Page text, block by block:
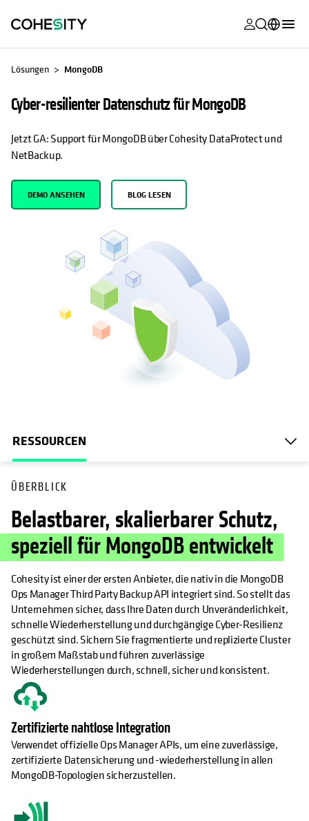
wird in
wird in
wird in
Support
wird in
wird in
wird in
wird in
wird in
Français (France)
日本語 (Japan)
Lösungen MongoDB
Cyber-resilienter Datenschutz für MongoDB
Jetzt GA: Support für MongoDB über Cohesity DataProtect und
NetBackup.
DEMO ANSEHEN BLOG LESEN
RESSOURCEN
ÜBERBLICK
Belastbarer, skalierbarer Schutz,
speziell für MongoDB entwickelt
Cohesity ist einer der ersten Anbieter, die nativ in die MongoDB
Ops Manager Third Party Backup API integriert sind. So stellt das
Unternehmen sicher, dass Ihre Daten durch Unveränderlichkeit,
schnelle Wiederherstellung und durchgängige Cyber-Resilienz
geschützt sind. Sichern Sie fragmentierte und replizierte Cluster
in großem Maßstab und führen zuverlässige
Wiederherstellungen durch, schnell, sicher und konsistent.
Zertifizierte nahtlose Integration
Verwendet offizielle Ops Manager APIs, um eine zuverlässige,
zertifizierte Datensicherung und -wiederherstellung in allen
MongoDB-Topologien sicherzustellen.